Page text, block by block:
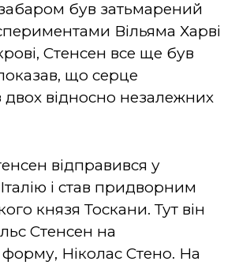
був затьмарений
Вільяма Харві
Стенсен все ще був
що серце
двох відносно незалежних
відправився у
і став придворним
князя Тоскани. Тут він
Стенсен на
форму, Ніколас Стено. На